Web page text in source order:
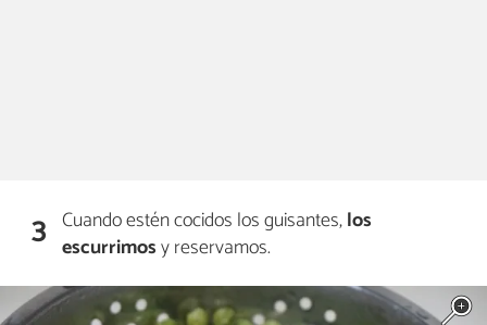
3 Cuando estén cocidos los guisantes,los
escurrimosy reservamos.